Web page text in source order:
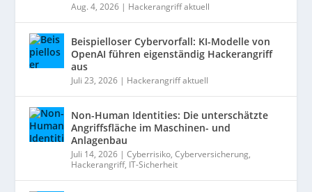
Aug. 4, 2026 | Hackerangriff aktuell
Beispielloser Cybervorfall: KI-Modelle von
OpenAI führen eigenständig Hackerangriff
aus
Juli 23, 2026 | Hackerangriff aktuell
Non-Human Identities: Die unterschätzte
Angriffsfläche im Maschinen- und
Anlagenbau
Juli 14, 2026 |Cyberrisiko,Cyberversicherung,
Hackerangriff, IT-Sicherheit